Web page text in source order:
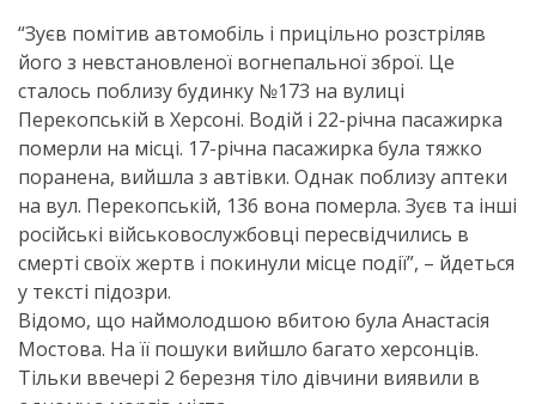
“Зуєв помітив автомобіль і прицільно розстріляв
його з невстановленої вогнепальної зброї. Це
сталось поблизу будинку №173 на вулиці
Перекопській в Херсоні. Водій і 22-річна пасажирка
померли на місці. 17-річна пасажирка була тяжко
поранена, вийшла з автівки. Однак поблизу аптеки
на вул. Перекопській, 136 вона померла. Зуєв та інші
російські військовослужбовці пересвідчились в
смерті своїх жертв і покинули місце події”, – йдеться
у тексті підозри.
Відомо, що наймолодшою вбитою була Анастасія
Мостова. На її пошуки вийшло багато херсонців.
Тільки ввечері 2 березня тіло дівчини виявили в